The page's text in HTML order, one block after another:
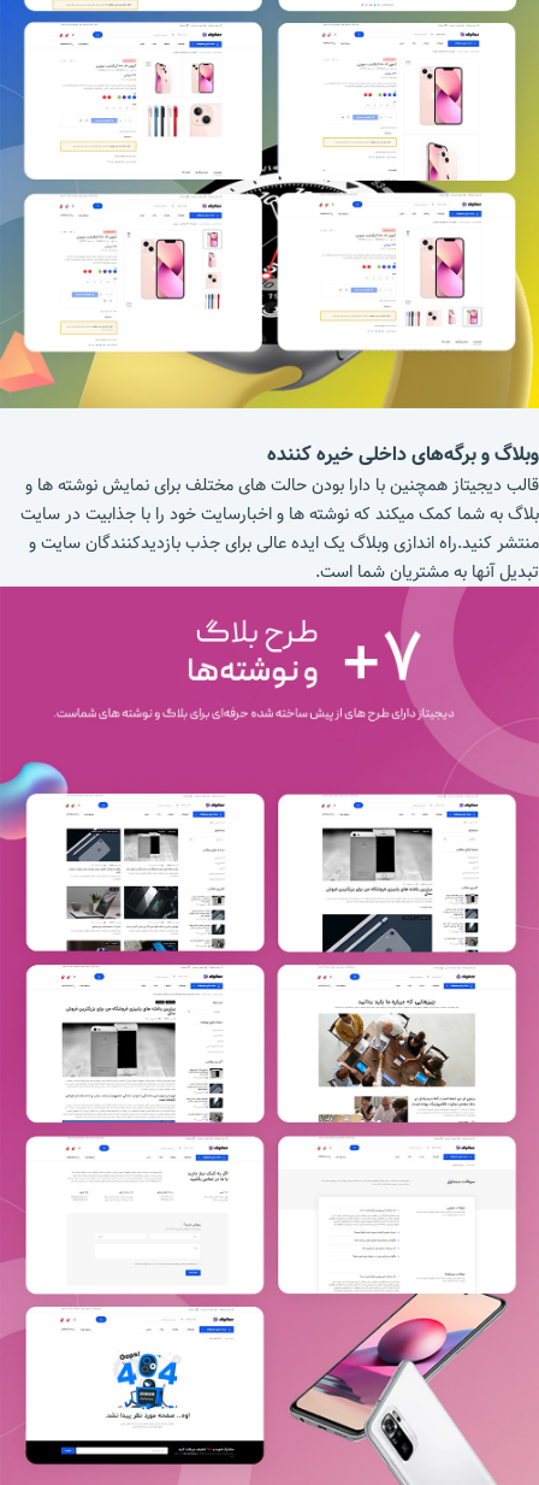
وبلاگ و برگه‌های داخلی خیره کننده
قالب دیجیتاز همچنین با دارا بودن حالت های مختلف برای نمایش نوشته ها و
بلاگ به شما کمک میکند که نوشته ها و اخبارسایت خود را با جذابیت در سایت
منتشر کنید.راه اندازی وبلاگ یک ایده عالی برای جذب بازدیدکنندگان سایت و
تبدیل آنها به مشتریان شما است.